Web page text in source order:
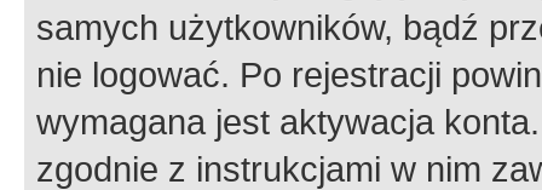
samych użytkowników, bądź
nie logować. Po rejestracji
wymagana jest aktywacja
zgodnie z instrukcjami w nim